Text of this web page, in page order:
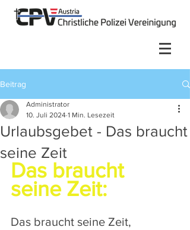
Beitrag
Urlaubsgebet - Das braucht
seine Zeit
Administrator
10. Juli 2024 1 Min. Lesezeit
Das braucht
seine Zeit:
Das braucht seine Zeit,